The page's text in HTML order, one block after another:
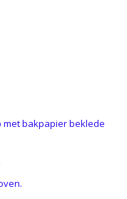
bakpapier beklede